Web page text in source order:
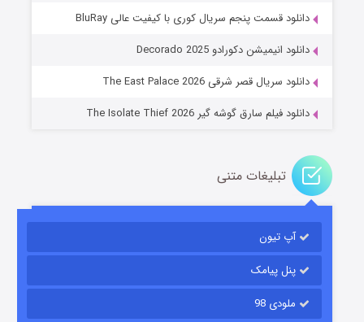
عملیات آپارتمان
قسمت۲ (زیرنویس) منتشر شد
دانلود قسمت پنجم سریال کوری با کیفیت عالی BluRay
دانلود انیمیشن دکورادو Decorado 2025
دانلود سریال قصر شرقی The East Palace 2026
دانلود فیلم سارق گوشه گیر The Isolate Thief 2026
تبلیغات متنی
آپ تیون
پنل پیامک
ملودی 98